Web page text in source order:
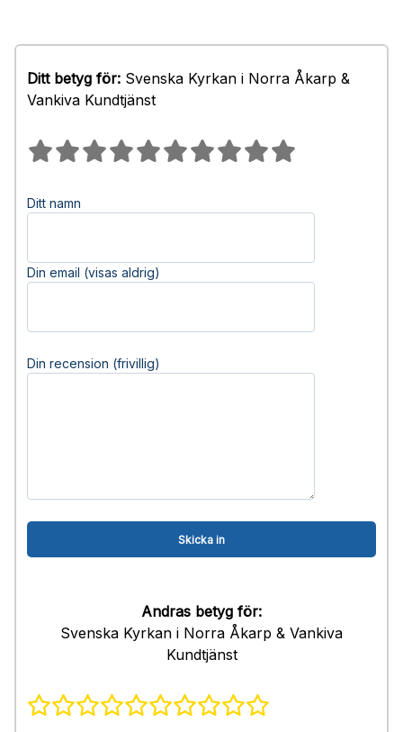
Ditt betyg för: Svenska Kyrkan i Norra Åkarp &
Vankiva Kundtjänst
Ditt namn
Din email (visas aldrig)
Din recension (frivillig)
Andras betyg för:
Svenska Kyrkan i Norra Åkarp & Vankiva
Kundtjänst